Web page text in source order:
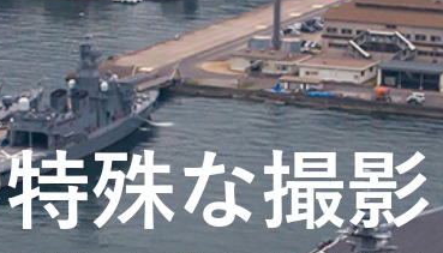
殊な撮